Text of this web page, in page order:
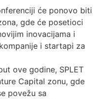
će ponovo biti
gde će posetioci
inovacijama i
i startapi za
ove godine, SPLET
Capital zonu, gde
povežu sa